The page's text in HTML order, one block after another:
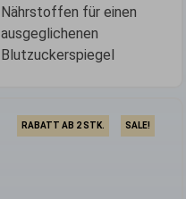
Nährstoffen für einen
ausgeglichenen
Blutzuckerspiegel
RABATT AB 2 STK. SALE!